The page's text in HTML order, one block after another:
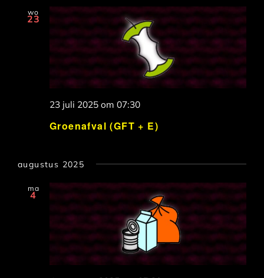
wo
23
Groenafval (GFT + E)
23 juli 2025 om 07:30
augustus 2025
ma
4